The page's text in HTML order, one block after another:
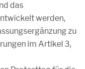
das
werden,
zu
im Artikel 3,